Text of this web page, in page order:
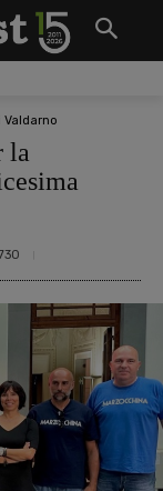
Valdarno
la